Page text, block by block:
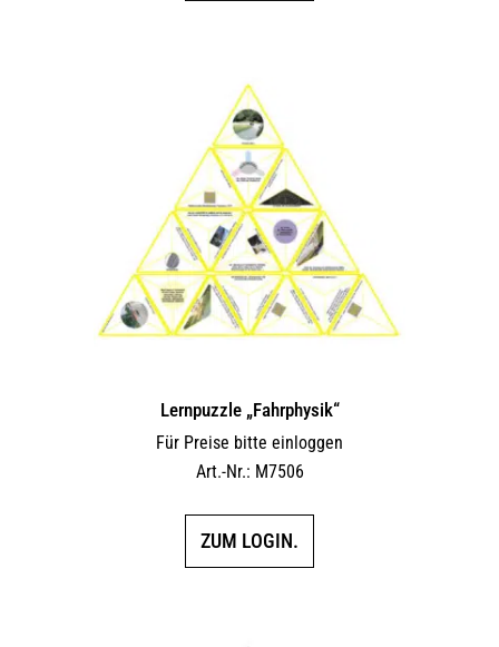
Lernpuzzle „Fahrphysik“
Für Preise bitte einloggen
Art.-Nr.: M7506
ZUM LOGIN.